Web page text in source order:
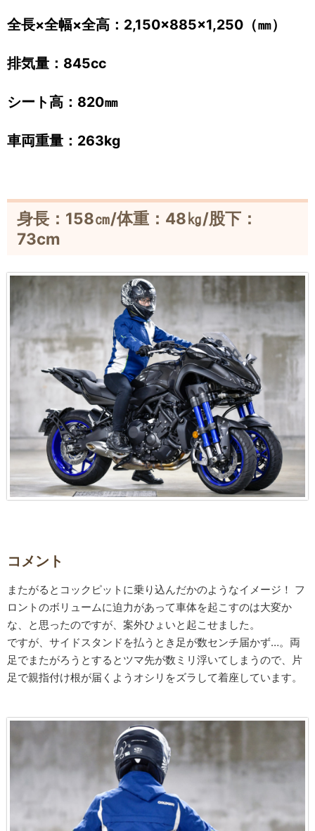
全長×全幅×全高：2,150×885×1,250（㎜）
排気量：845cc
シート高：820㎜
車両重量：263kg
身長：158㎝/体重：48㎏/股下：
73cm
コメント
またがるとコックピットに乗り込んだかのようなイメージ！ フ
ロントのボリュームに迫力があって車体を起こすのは大変か
な、と思ったのですが、案外ひょいと起こせました。
ですが、サイドスタンドを払うとき足が数センチ届かず…。両
足でまたがろうとするとツマ先が数ミリ浮いてしまうので、片
足で親指付け根が届くようオシリをズラして着座しています。